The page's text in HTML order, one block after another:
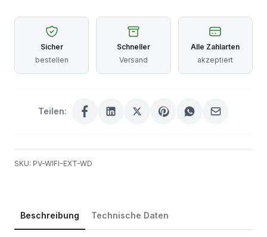
Sicher
bestellen
Schneller
Versand
Alle Zahlarten
akzeptiert
Teilen:
SKU: PV-WIFI-EXT-WD
Beschreibung Technische Daten